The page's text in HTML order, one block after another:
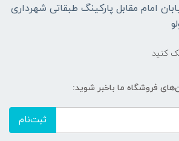
امام مقابل پارکینگ طبقاتی شهرداری
کنید
فروشگاه ما باخبر شوید:
ثبت‌نام